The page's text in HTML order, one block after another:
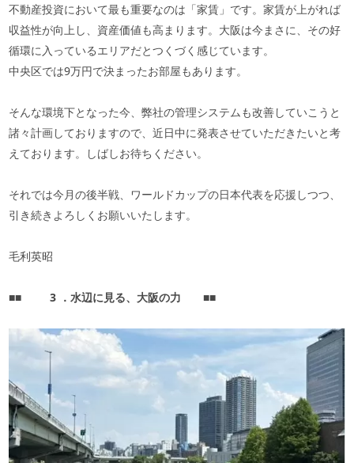
不動産投資において最も重要なのは「家賃」です。家賃が上がれば
収益性が向上し、資産価値も高まります。大阪は今まさに、その好
循環に入っているエリアだとつくづく感じています。
中央区では9万円で決まったお部屋もあります。
そんな環境下となった今、弊社の管理システムも改善していこうと
諸々計画しておりますので、近日中に発表させていただきたいと考
えております。しばしお待ちください。
それでは今月の後半戦、ワールドカップの日本代表を応援しつつ、
引き続きよろしくお願いいたします。
毛利英昭
■■ 3 ．水辺に見る、大阪の力 ■■